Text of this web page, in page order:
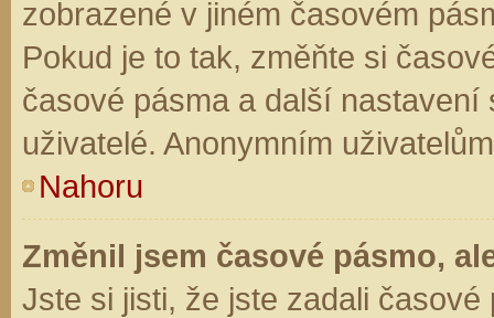
zobrazené v jiném časovém
Pokud je to tak, změňte si
časové pásma a další
uživatelé. Anonymním
Nahoru
Změnil jsem časové pásmo,
Jste si jisti, že jste zadali